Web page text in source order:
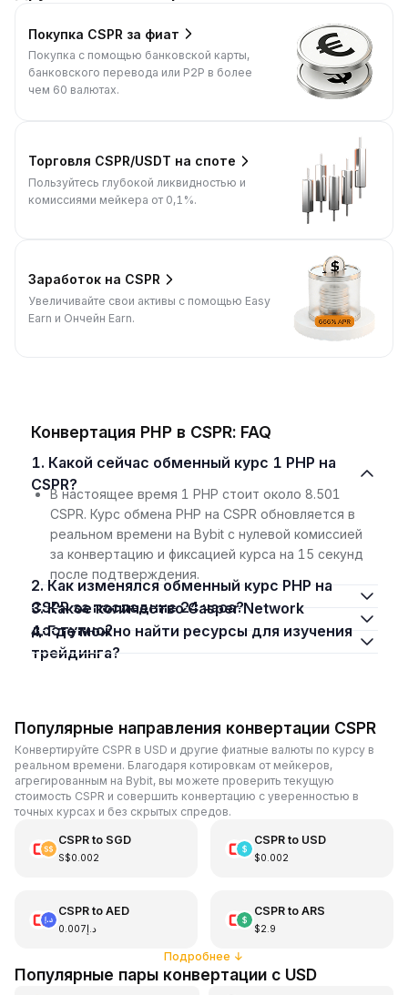
Покупка CSPR за фиат
Покупка с помощью банковской карты,
банковского перевода или P2P в более
чем 60 валютах.
Торговля CSPR/USDT на споте
Пользуйтесь глубокой ликвидностью и
комиссиями мейкера от 0,1%.
Заработок на CSPR
Увеличивайте свои активы с помощью Easy
Earn и Ончейн Earn.
Конвертация PHP в CSPR: FAQ
1. Какой сейчас обменный курс 1 PHP на
CSPR?
В настоящее время 1 PHP стоит около 8.501
CSPR. Курс обмена PHP на CSPR обновляется в
реальном времени на Bybit с нулевой комиссией
за конвертацию и фиксацией курса на 15 секунд
после подтверждения.
2. Как изменялся обменный курс PHP на
CSPR за последние 24 часа?
3. Какое количество Casper Network
доступно?
4. Где можно найти ресурсы для изучения
трейдинга?
Популярные направления конвертации CSPR
Конвертируйте CSPR в USD и другие фиатные валюты по курсу в
реальном времени. Благодаря котировкам от мейкеров,
агрегированным на Bybit, вы можете проверить текущую
стоимость CSPR и совершить конвертацию с уверенностью в
точных курсах и без скрытых спредов.
CSPRto SGD
S$0.002
CSPRto USD
$0.002
CSPRto AED
د.إ0.007
CSPRto ARS
$2.9
Подробнее ↓
Популярные пары конвертации с USD